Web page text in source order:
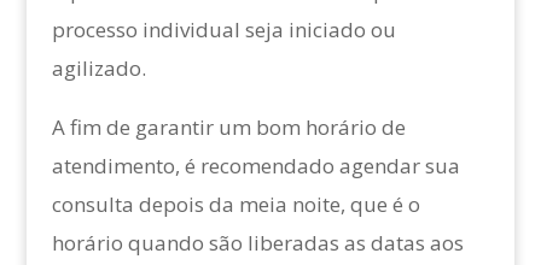
processo individual seja iniciado ou
agilizado.
A fim de garantir um bom horário de
atendimento, é recomendado agendar sua
consulta depois da meia noite, que é o
horário quando são liberadas as datas aos